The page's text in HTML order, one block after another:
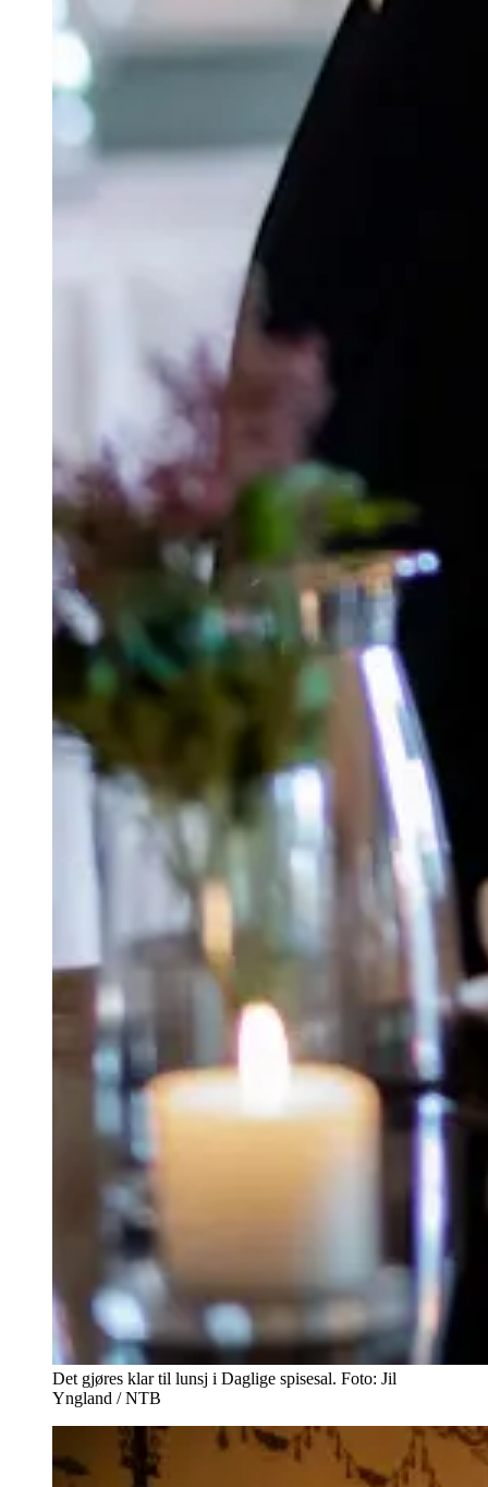
Det gjøres klar til lunsj i Daglige spisesal. Foto: Jil
Yngland / NTB